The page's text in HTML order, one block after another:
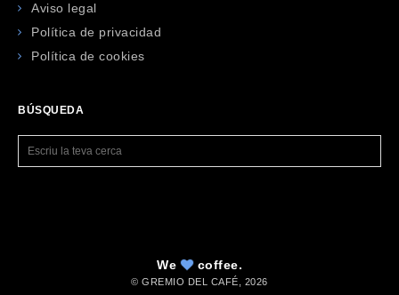
Aviso legal
Política de privacidad
Política de cookies
BÚSQUEDA
We coffee.
© GREMIO DEL CAFÉ, 2026